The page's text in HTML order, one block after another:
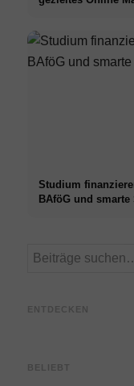
Studium
BAföG und
ENTDECKEN
Vergütung und der
BELIEBT